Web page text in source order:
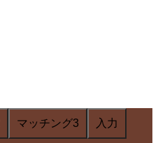
マッチング3 入力